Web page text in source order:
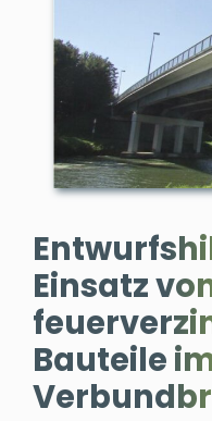
Einsatz
Bauteile